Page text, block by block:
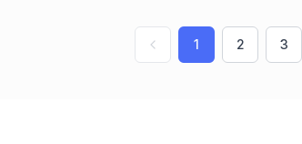
1 2 3